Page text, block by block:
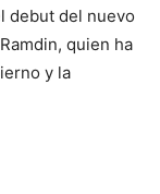
debut del nuevo
quien ha
y la